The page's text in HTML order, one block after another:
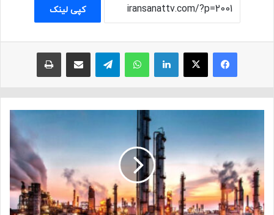
کپی لینک
فیسبوک ایکس لینکداین واتس آپ تلگرام